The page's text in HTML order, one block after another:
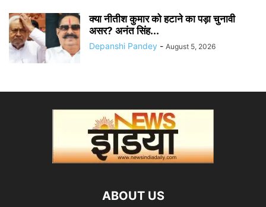
क्या नीतीश कुमार को हटाने का पड़ा चुनावी
असर? अनंत सिंह...
Depanshi Pandey - August 5, 2026
ABOUT US